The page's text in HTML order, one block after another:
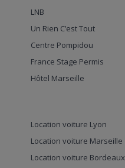
LNB
Un Rien C’est Tout
Centre Pompidou
France Stage Permis
Hôtel Marseille
Location voiture Lyon
Location voiture Marseille
Location voiture Bordeaux